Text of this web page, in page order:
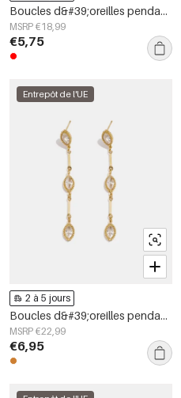
Boucles d&#39;oreilles pendantes en acier inoxydable, motif poisson, collection Daily Simple, bijoux pour femmes
MSRP €18,99
€5,75
Entrepôt de l'UE
2 à 5 jours
Boucles d&#39;oreilles pendantes en acier inoxydable, forme elliptique, style décontracté, collection simple pour femmes
MSRP €22,99
€6,95